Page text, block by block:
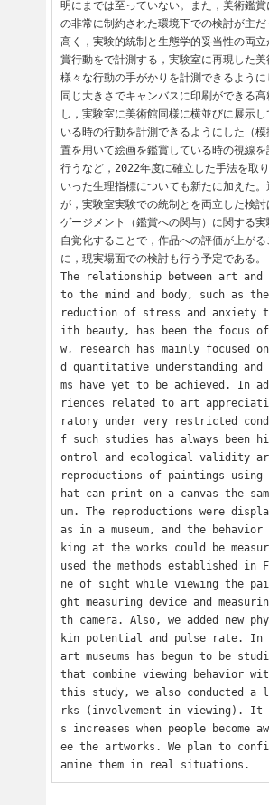
明にまでは至っていない。また，美術鑑
の非常に制約された環境下での検討が主
高く，実験的統制と生態学的妥当性の両
賞行動をで計測する，実験室に再現した
様々な行動の手がかりを計測できるよう
同じ大きさでキャンバスに印刷ができる
し，実験室に美術館同様に横並びに展示
いる時の行動を計測できるようにした（
置を用いて絵画を鑑賞している時の視線
行うなど，2022年度に確立した手法を取
いった生理指標についても新たに加えた
が，実験室実験での統制とを両立した検
ゲージメント（鑑賞への関与）に関する
自覚化することで，作品への評価が上が
に，現実場面での検討も行う予定である。
The relationship between art
to the mind and body, such as
reduction of stress and anxiety
ith beauty, has been the focus
w, research has mainly
d quantitative understanding
ms have yet to be achieved. In
riences related to art
ratory under very restricted
f such studies has always been
ontrol and ecological validity
reproductions of paintings
hat can print on a canvas the
um. The reproductions were
as in a museum, and the
king at the works could be
used the methods established in
ne of sight while viewing the
ght measuring device and
th camera. Also, we added new
kin potential and pulse rate. In
art museums has begun to be
that combine viewing behavior
this study, we also conducted a
rks (involvement in viewing). It
s increases when people
ee the artworks. We plan to
amine them in real situations.